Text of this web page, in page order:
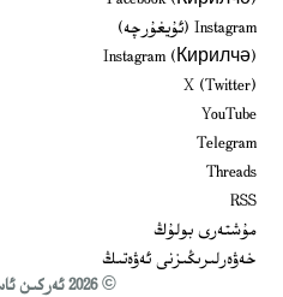
Instagram (ئۇيغۇرچە)
in new window
Instagram (Кирилчә)
in new window
X (Twitter)
YouTube
Telegram
Threads
RSS
مۇشتەرى بولۇڭ
خەۋەرلىرىڭىزنى ئەۋەتىڭ
© 2026 ئەركىن ئاسىيا رادىيوسى